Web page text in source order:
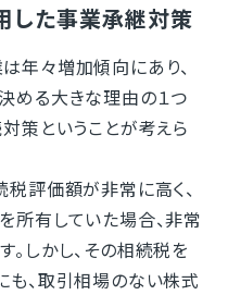
した事業承継対策
年々増加傾向にあり、
める大きな理由の１つ
策ということが考えら
評価額が非常に高く、
所有していた場合、非常
しかし、その相続税を
も、取引相場のない株式